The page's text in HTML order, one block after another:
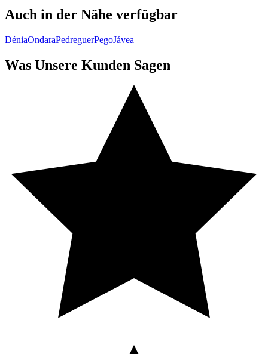
Auch in der Nähe verfügbar
DéniaOndaraPedreguerPegoJávea
Was Unsere Kunden Sagen